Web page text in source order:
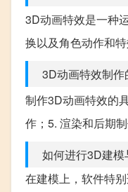
3D动画特效是一种
换以及角色动作和
3D动画特效制作
制作3D动画特效的
作；5. 渲染和后期
如何进行3D建模
在建模上，软件特